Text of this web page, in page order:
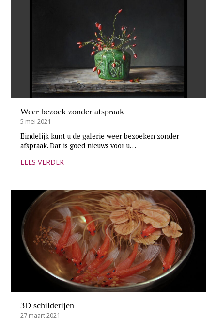
Weer bezoek zonder afspraak
5 mei 2021
Eindelijk kunt u de galerie weer bezoeken zonder
afspraak. Dat is goed nieuws voor u…
LEES VERDER
3D schilderijen
27 maart 2021